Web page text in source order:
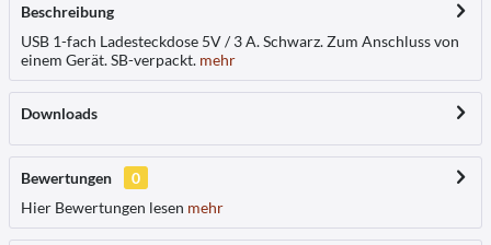
Beschreibung
USB 1-fach Ladesteckdose 5V / 3 A. Schwarz. Zum Anschluss von
einem Gerät. SB-verpackt. mehr
Downloads
Bewertungen
0
Hier Bewertungen lesen mehr